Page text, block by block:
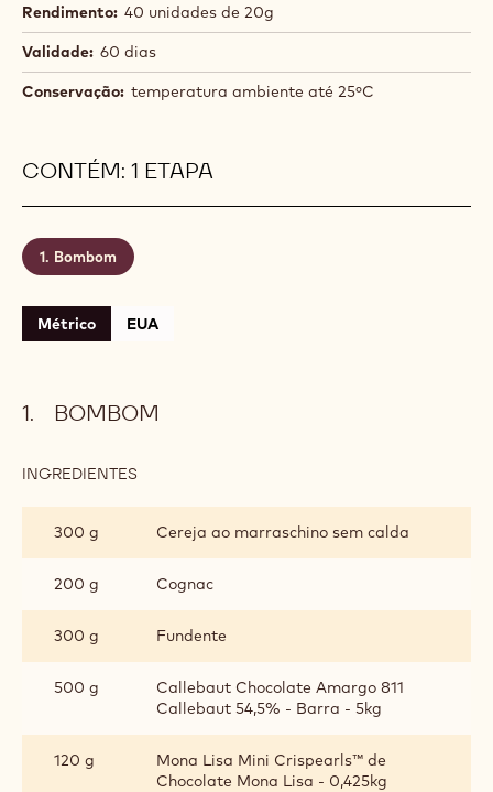
Rendimento: 40 unidades de 20g
Validade: 60 dias
Conservação: temperatura ambiente até 25ºC
CONTÉM: 1 ETAPA
Bombom
Métrico EUA
BOMBOM
INGREDIENTES
300 g
Cereja ao marraschino sem calda
200 g Cognac
300 g Fundente
500 g
Callebaut Chocolate Amargo 811
Callebaut 54,5% - Barra - 5kg
120 g
Mona Lisa Mini Crispearls™ de
Chocolate Mona Lisa - 0,425kg